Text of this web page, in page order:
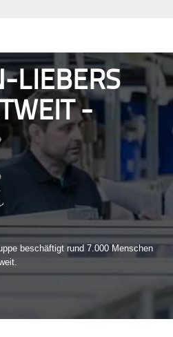
LIEBERS
beschäftigt rund 7.000 Menschen